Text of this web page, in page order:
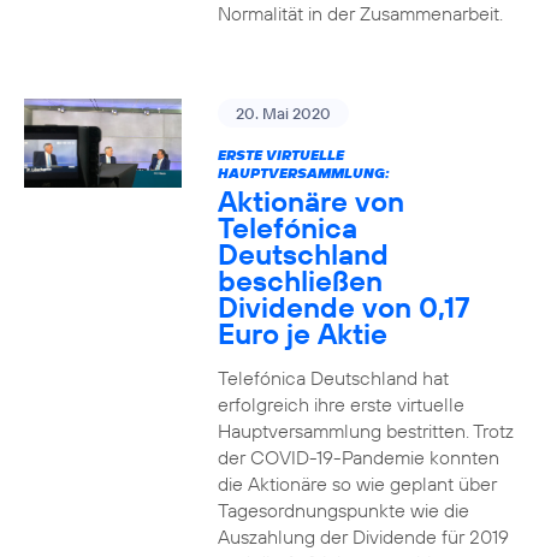
Normalität in der Zusammenarbeit.
20. Mai 2020
ERSTE VIRTUELLE
HAUPTVERSAMMLUNG:
Aktionäre von
Telefónica
Deutschland
beschließen
Dividende von 0,17
Euro je Aktie
Telefónica Deutschland hat
erfolgreich ihre erste virtuelle
Hauptversammlung bestritten. Trotz
der COVID-19-Pandemie konnten
die Aktionäre so wie geplant über
Tagesordnungspunkte wie die
Auszahlung der Dividende für 2019